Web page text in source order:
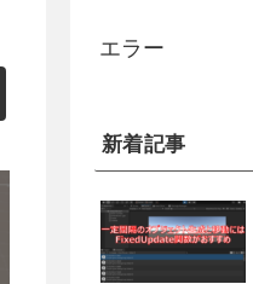
エラー
新着記事